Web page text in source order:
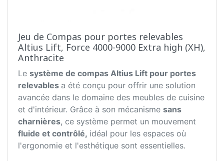
Jeu de Compas pour portes relevables
Altius Lift, Force 4000-9000 Extra high (XH),
Anthracite
Le système de compas Altius Lift pour portes
relevables a été conçu pour offrir une solution
avancée dans le domaine des meubles de cuisine
et d'intérieur. Grâce à son mécanisme sans
charnières, ce système permet un mouvement
fluide et contrôlé, idéal pour les espaces où
l'ergonomie et l'esthétique sont essentielles.